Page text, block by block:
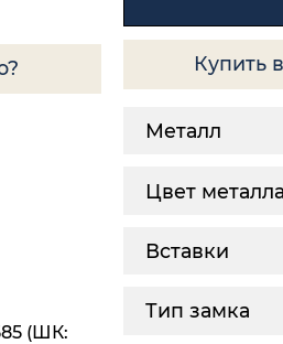
(ШК:
Купить
Металл
Цвет металла
Вставки
Тип замка